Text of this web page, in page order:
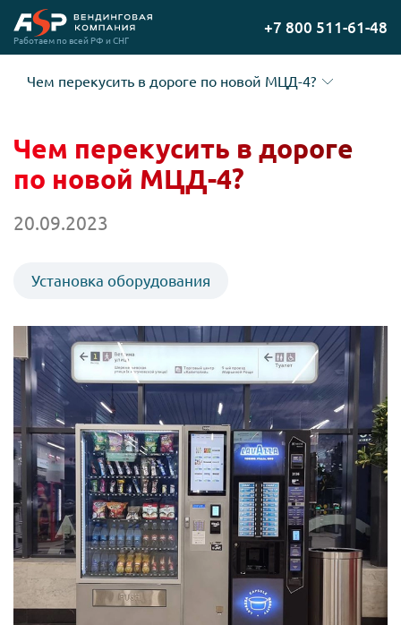
Перейти
на
Работаем по всей РФ и СНГ
+7 800 511-61-48
Чем перекусить в дороге по новой МЦД-4?
Чем перекусить в дороге
по новой МЦД-4?
20.09.2023
Установка оборудования